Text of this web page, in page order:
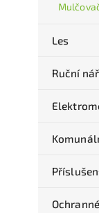
Les
Ruční